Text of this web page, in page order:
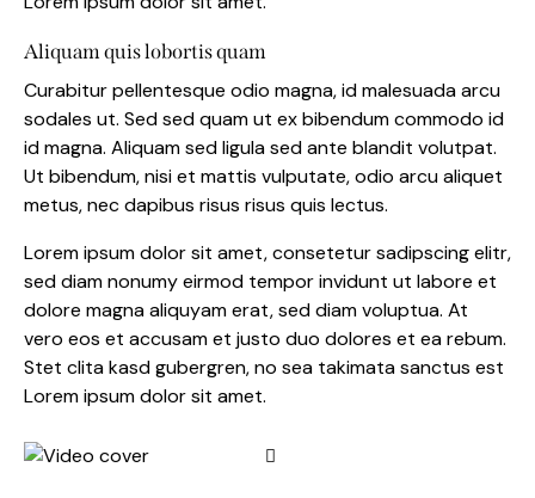
Aliquam quis lobortis quam
Curabitur pellentesque odio magna, id malesuada arcu
sodales ut. Sed sed quam ut ex bibendum commodo id
id magna. Aliquam sed ligula sed ante blandit volutpat.
Ut bibendum, nisi et mattis vulputate, odio arcu aliquet
metus, nec dapibus risus risus quis lectus.
Lorem ipsum dolor sit amet, consetetur sadipscing elitr,
sed diam nonumy eirmod tempor invidunt ut labore et
dolore magna aliquyam erat, sed diam voluptua. At
vero eos et accusam et justo duo dolores et ea rebum.
Stet clita kasd gubergren, no sea takimata sanctus est
Lorem ipsum dolor sit amet.